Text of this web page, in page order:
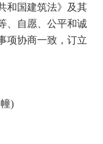
和国建筑法》及其
、自愿、公平和诚
项协商一致，订立
)